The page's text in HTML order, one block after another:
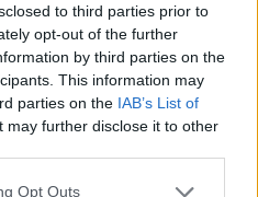
to third parties prior to
opt-out of the further
by third parties on the
This information may
parties on the IAB’s List of
may further disclose it to other
uses one or more Google
Opt Outs
10:21
Τώρα τους έδωσαν και
των ηλιθιων.